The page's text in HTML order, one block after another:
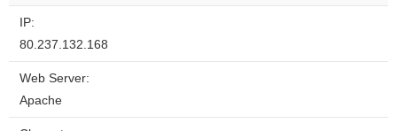
IP:
80.237.132.168
Web Server:
Apache